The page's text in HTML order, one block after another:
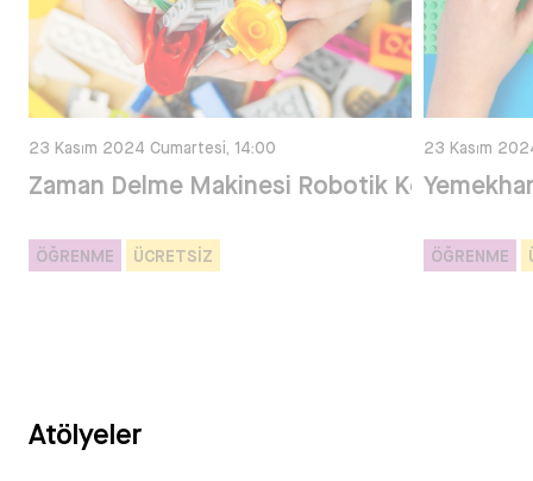
23 Kasım 2024 Cumartesi, 14:00
Zaman Delme Makinesi Robotik Kodlama
ÖĞRENME ÜCRETSIZ
23 Kasım
Atölyesi Robotik Kodlama Atölyesi
ÖĞRENME
Açık Hava Sineması
Atölyeler